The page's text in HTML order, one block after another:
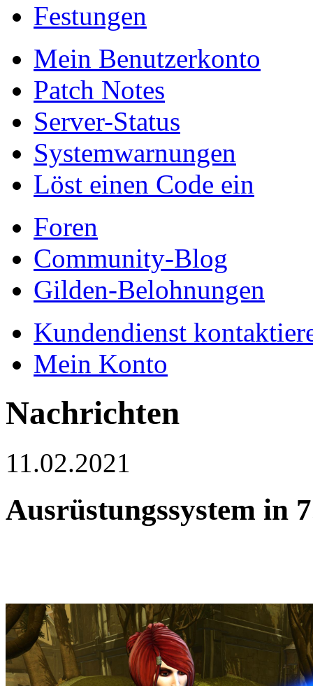
Festungen
Mein Benutzerkonto
Patch Notes
Server-Status
Systemwarnungen
Löst einen Code ein
Foren
Community-Blog
Gilden-Belohnungen
Kundendienst
Mein Konto
Nachrichten
11.02.2021
Ausrüstungssystem in